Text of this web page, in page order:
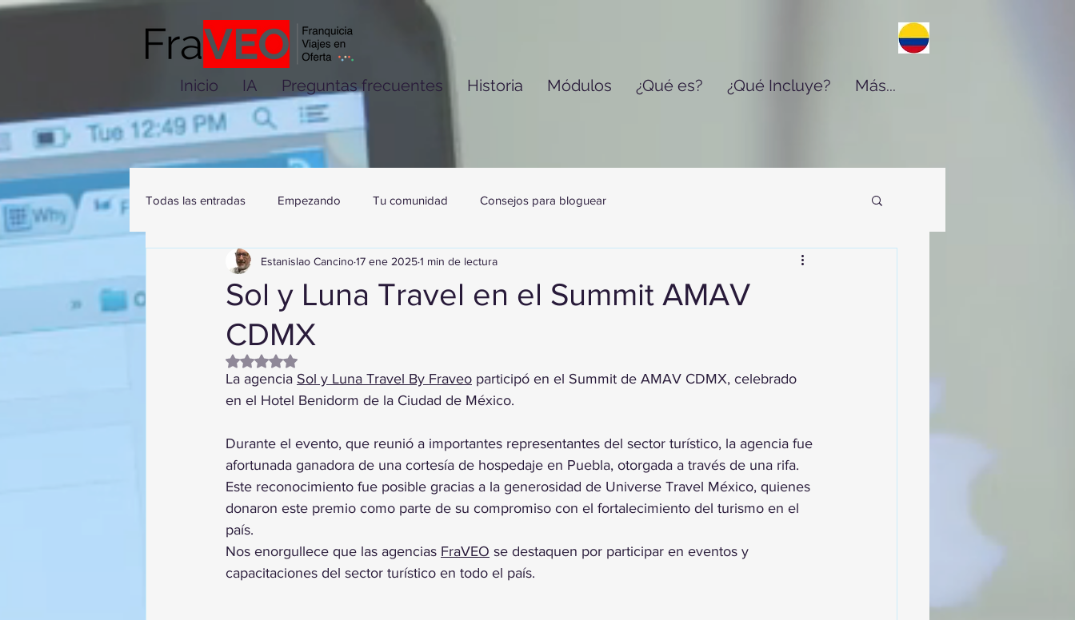
Inicio IA Preguntas frecuentes Historia Módulos ¿Qué es? ¿Qué Incluye? Más...
Todas las entradas Empezando Tu comunidad Consejos para bloguear
Sol y Luna Travel en el Summit AMAV
CDMX
Estanislao Cancino17 ene 20251 min de lectura
Obtuvo NaN de 5 estrellas.
La agencia Sol y Luna Travel By Fraveo participó en el Summit de AMAV CDMX, celebrado
en el Hotel Benidorm de la Ciudad de México.
Durante el evento, que reunió a importantes representantes del sector turístico, la agencia fue
afortunada ganadora de una cortesía de hospedaje en Puebla, otorgada a través de una rifa.
Este reconocimiento fue posible gracias a la generosidad de Universe Travel México, quienes
donaron este premio como parte de su compromiso con el fortalecimiento del turismo en el
país.
Nos enorgullece que las agencias FraVEO se destaquen por participar en eventos y
capacitaciones del sector turístico en todo el país.